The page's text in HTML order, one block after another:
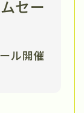
セー
ル開催